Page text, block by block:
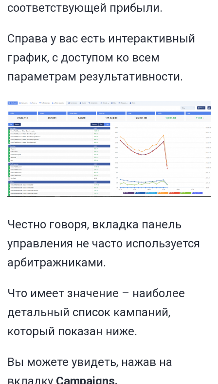
соответствующей прибыли.
Справа у вас есть интерактивный
график, с доступом ко всем
параметрам результативности.
Честно говоря, вкладка панель
управления не часто используется
арбитражниками.
Что имеет значение – наиболее
детальный список кампаний,
который показан ниже.
Вы можете увидеть, нажав на
вкладку Campaigns.